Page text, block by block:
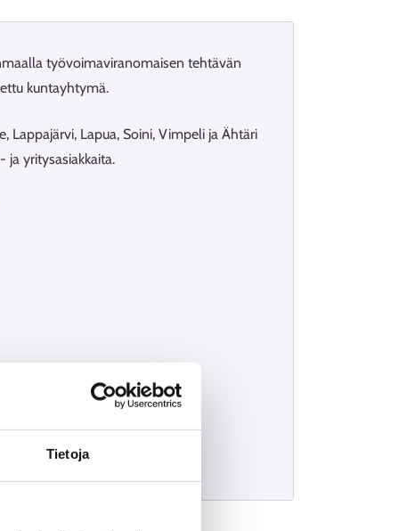
Tietoja
työvoimaviranomaisen tehtävän
kuntayhtymä.
Lappajärvi, Lapua, Soini, Vimpeli ja Ähtäri
ja yritysasiakkaita.